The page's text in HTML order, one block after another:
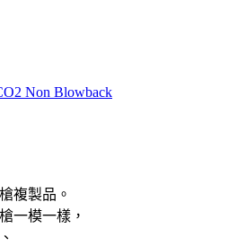
Non Blowback
複製品。
一模一樣，